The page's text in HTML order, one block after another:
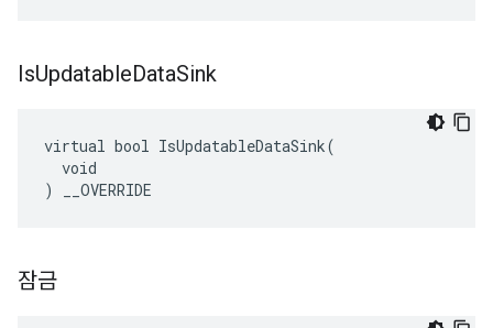
IsUpdatableDataSink
virtual bool IsUpdatableDataSink(
  void
) __OVERRIDE
잠금